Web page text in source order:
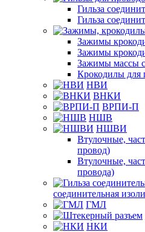
Гильза
Гильза
Зажимы
Зажимы
Зажимы массы
Крокодилы для
НВИ
ВНКИ
ВРПИ-П
НШВ
НШВИ
Втулочные,
провод)
Втулочные,
провода)
соединительная
ГМЛ
НКИ